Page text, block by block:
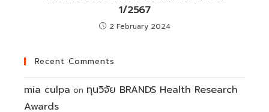
1/2567
2 February 2024
Recent Comments
mia culpa on ทุนวิจัย BRANDS Health Research
Awards